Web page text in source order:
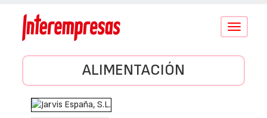
Conmutar
ALIMENTACIÓN